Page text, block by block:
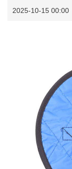
2025-10-15 00:00